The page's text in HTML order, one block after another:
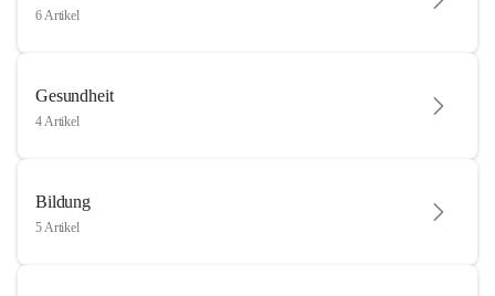
6 Artikel
Gesundheit
4 Artikel
Bildung
5 Artikel